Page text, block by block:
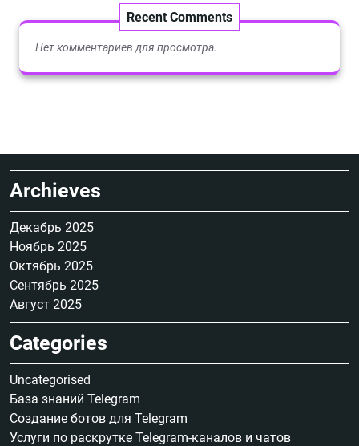
Recent Comments
Нет комментариев для просмотра.
Archieves
Декабрь 2025
Ноябрь 2025
Октябрь 2025
Сентябрь 2025
Август 2025
Categories
Uncategorised
База знаний Telegram
Создание ботов для Telegram
Услуги по раскрутке Telegram-каналов и чатов